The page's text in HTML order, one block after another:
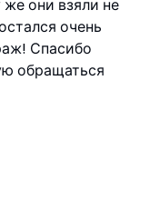
они взяли не
очень
Спасибо
обращаться